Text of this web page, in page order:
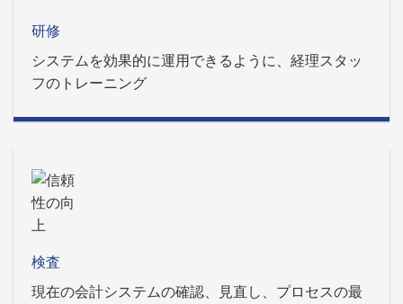
研修
システムを効果的に運用できるように、経理スタッ
フのトレーニング
検査
現在の会計システムの確認、見直し、プロセスの最